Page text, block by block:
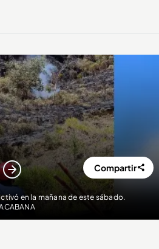
en la mañana de este sábado.
Compartir